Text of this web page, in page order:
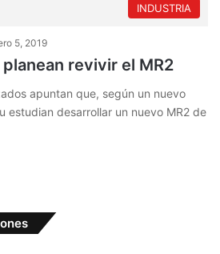
INDUSTRIA
5, 2019
revivir el MR2
apuntan que, según un nuevo
estudian desarrollar un nuevo MR2 de